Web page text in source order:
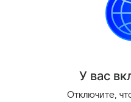
У вас
Отключите,